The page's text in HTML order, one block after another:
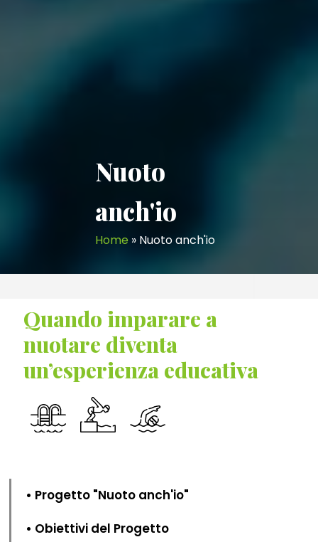
Nuoto
anch'io
Home » Nuoto anch'io
Quando imparare a
nuotare diventa
un’esperienza educativa
• Progetto "Nuoto anch'io"
• Obiettivi del Progetto